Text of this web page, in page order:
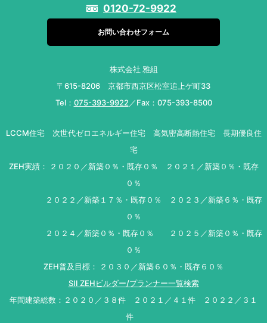
0120-72-9922
お問い合わせフォーム
株式会社 雅組
〒615-8206 京都市西京区松室追上ゲ町33
Tel： 075-393-9922 ／Fax：075-393-8500
LCCM住宅 次世代ゼロエネルギー住宅 高気密高断熱住宅 長期優良住
宅
ZEH実績： ２０２０／新築０％・既存０％ ２０２１／新築０％・既存
０％
２０２２／新築１７％・既存０％ ２０２３／新築６％・既存
０％
２０２４／新築０％・既存０％ ２０２５／新築０％・既存
０％
ZEH普及目標： ２０３０／新築６０％・既存６０％
SII ZEHビルダー/プランナー一覧検索
年間建築総数：２０２０／３８件 ２０２１／４１件 ２０２２／３１
件